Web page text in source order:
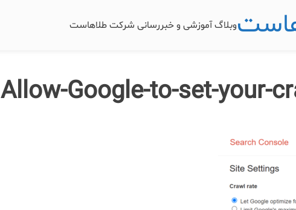
وبلاگ آموزشی و خبررسانی شرکت طلاهاست
Allow-Google-to-set-your-